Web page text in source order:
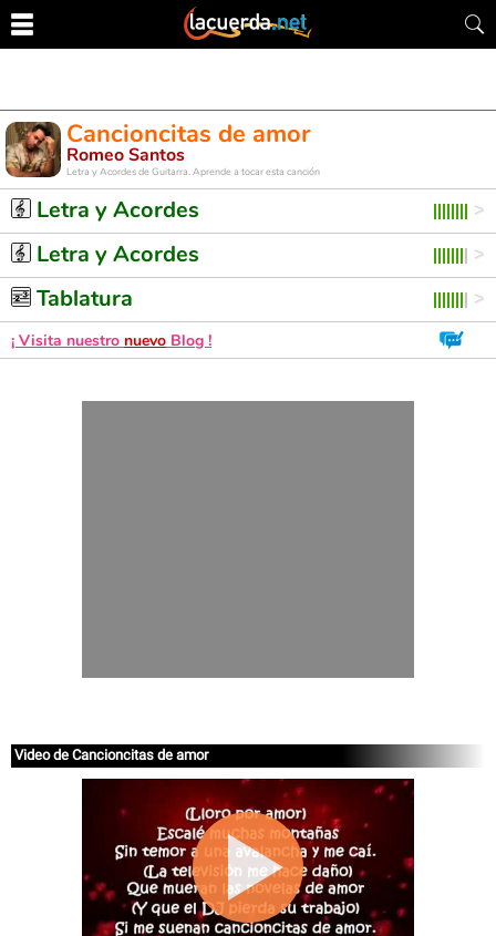
Cancioncitas de amor
Romeo Santos
Letra y Acordes de Guitarra. Aprende a tocar esta canción
Letra y Acordes
Letra y Acordes
Tablatura
¡ Visita nuestro nuevo Blog !
Video de Cancioncitas de amor